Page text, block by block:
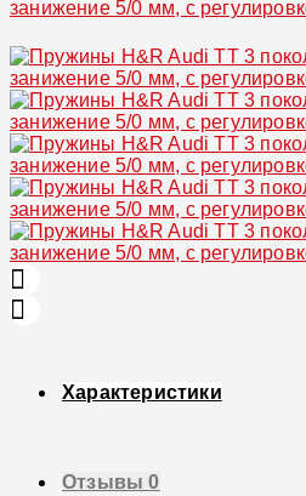
Характеристики
Отзывы0